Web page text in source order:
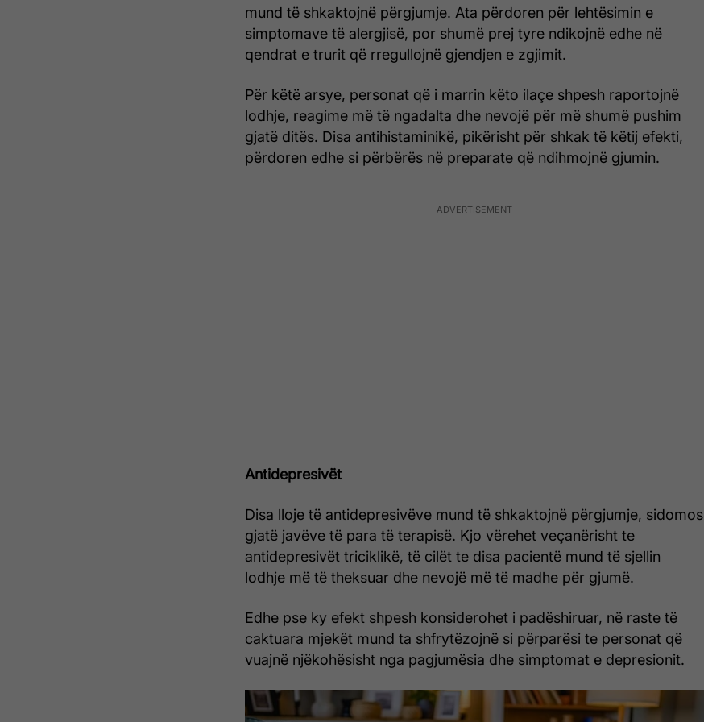
mund të shkaktojnë përgjumje. Ata përdoren për lehtësimin e
simptomave të alergjisë, por shumë prej tyre ndikojnë edhe në
qendrat e trurit që rregullojnë gjendjen e zgjimit.
Për këtë arsye, personat që i marrin këto ilaçe shpesh raportojnë
lodhje, reagime më të ngadalta dhe nevojë për më shumë pushim
gjatë ditës. Disa antihistaminikë, pikërisht për shkak të këtij efekti,
përdoren edhe si përbërës në preparate që ndihmojnë gjumin.
Antidepresivët
Disa lloje të antidepresivëve mund të shkaktojnë përgjumje, sidomos
gjatë javëve të para të terapisë. Kjo vërehet veçanërisht te
antidepresivët triciklikë, të cilët te disa pacientë mund të sjellin
lodhje më të theksuar dhe nevojë më të madhe për gjumë.
Edhe pse ky efekt shpesh konsiderohet i padëshiruar, në raste të
caktuara mjekët mund ta shfrytëzojnë si përparësi te personat që
vuajnë njëkohësisht nga pagjumësia dhe simptomat e depresionit.